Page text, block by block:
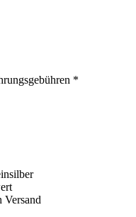
*
Versand